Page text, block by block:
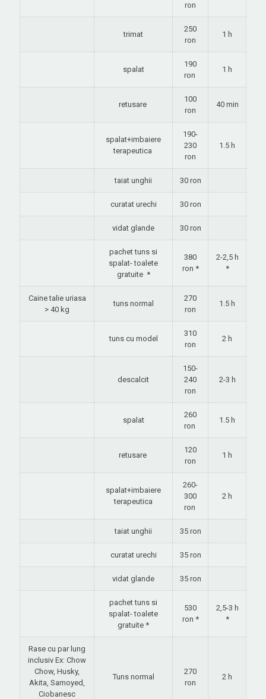
ron
trimat
250
ron
1 h
spalat
190
ron
1 h
retusare
100
ron
40 min
spalat+imbaiere
terapeutica
190-
230
ron
1.5 h
taiat unghii 30 ron
curatat urechi 30 ron
vidat glande 30 ron
pachet tuns si
spalat- toalete
gratuite *
380
ron *
2-2,5 h
*
Caine talie uriasa
> 40 kg
tuns normal
270
ron
1.5 h
tuns cu model
310
ron
2 h
descalcit
150-
240
ron
2-3 h
spalat
260
ron
1.5 h
retusare
120
ron
1 h
spalat+imbaiere
terapeutica
260-
300
ron
2 h
taiat unghii 35 ron
curatat urechi 35 ron
vidat glande 35 ron
pachet tuns si
spalat- toalete
gratuite *
530
ron *
2,5-3 h
*
Rase cu par lung
inclusiv Ex: Chow
Chow, Husky,
Akita, Samoyed,
Ciobanesc
Tuns normal
270
ron
2 h